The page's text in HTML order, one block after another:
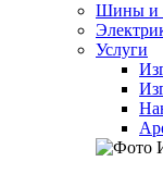
Шины и
Услуги